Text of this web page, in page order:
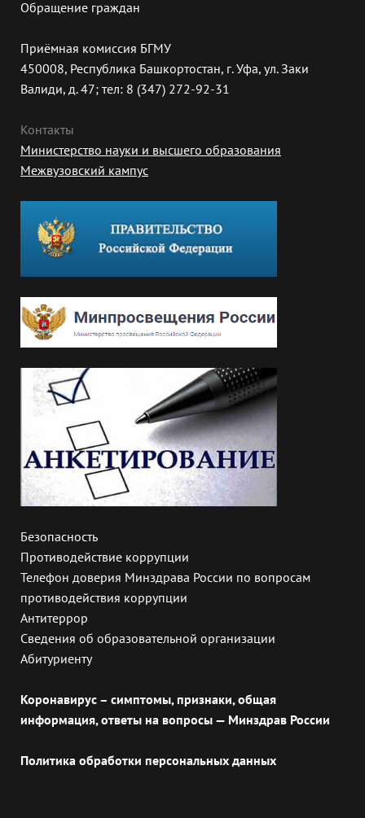
Обращение граждан
Приёмная комиссия БГМУ
450008, Республика Башкортостан, г. Уфа, ул. Заки
Валиди, д. 47; тел: 8 (347) 272-92-31
Контакты
Министерство науки и высшего образования
Межвузовский кампус
Безопасность
Противодействие коррупции
Телефон доверия Минздрава России по вопросам
противодействия коррупции
Антитеррор
Сведения об образовательной организации
Абитуриенту
Коронавирус – симптомы, признаки, общая
информация, ответы на вопросы — Минздрав России
Политика обработки персональных данных